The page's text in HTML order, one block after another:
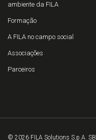
ambiente da FILA
Formação
A FILA no campo social
Associações
Parceiros
© 2026 FILA Solutions S.p.A. SB